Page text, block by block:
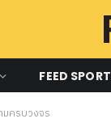
FEED SPORT
มครบวงจร